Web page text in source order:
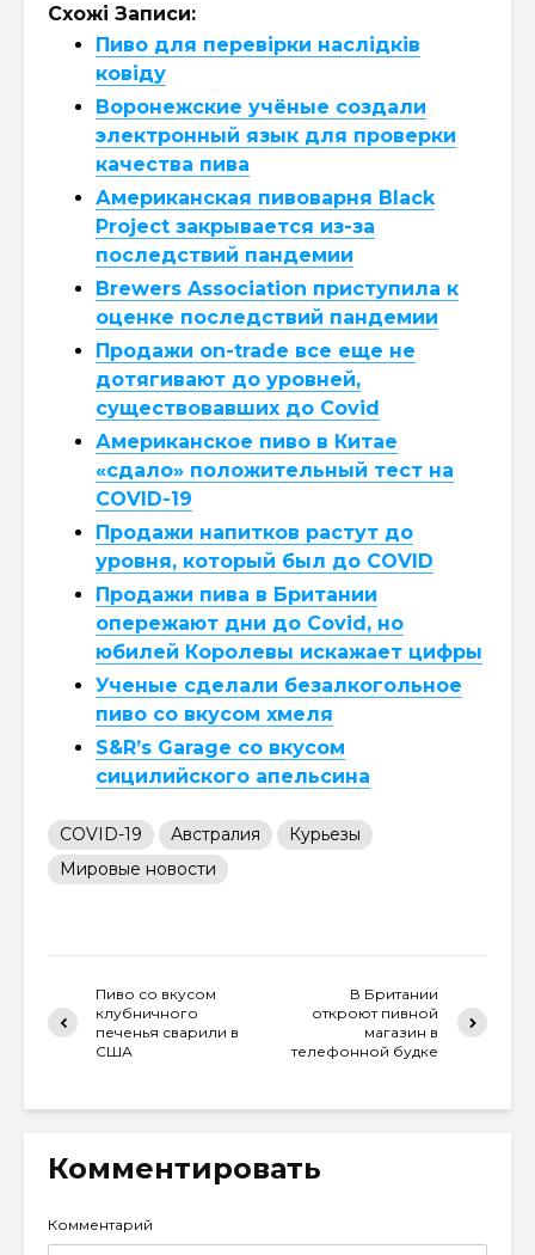
Схожі Записи:
Пиво для перевірки наслідків
ковіду
Воронежские учёные создали
электронный язык для проверки
качества пива
Американская пивоварня Black
Project закрывается из-за
последствий пандемии
Brewers Association приступила к
оценке последствий пандемии
Продажи on-trade все еще не
дотягивают до уровней,
существовавших до Covid
Американское пиво в Китае
«сдало» положительный тест на
COVID-19
Продажи напитков растут до
уровня, который был до COVID
Продажи пива в Британии
опережают дни до Covid, но
юбилей Королевы искажает цифры
Ученые сделали безалкогольное
пиво со вкусом хмеля
S&R’s Garage со вкусом
сицилийского апельсина
COVID-19 Австралия
Курьезы
Мировые новости
Пиво со вкусом
клубничного
печенья сварили в
США
В Британии
откроют пивной
магазин в
телефонной будке
Комментировать
Комментарий